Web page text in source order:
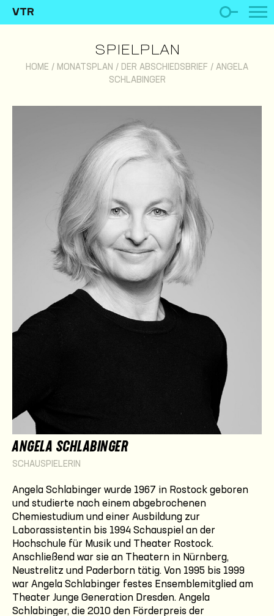
VTR
SPIELPLAN
HOME / MONATSPLAN / DER ABSCHIEDSBRIEF / ANGELA
SCHLABINGER
ANGELA SCHLABINGER
SCHAUSPIELERIN
Angela Schlabinger wurde 1967 in Rostock geboren
und studierte nach einem abgebrochenen
Chemiestudium und einer Ausbildung zur
Laborassistentin bis 1994 Schauspiel an der
Hochschule für Musik und Theater Rostock.
Anschließend war sie an Theatern in Nürnberg,
Neustrelitz und Paderborn tätig. Von 1995 bis 1999
war Angela Schlabinger festes Ensemblemitglied am
Theater Junge Generation Dresden. Angela
Schlabinger, die 2010 den Förderpreis der